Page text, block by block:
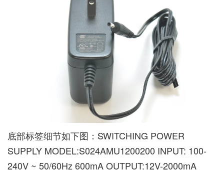
底部标签细节如下图：SWITCHING POWER
SUPPLY MODEL:S024AMU1200200 INPUT: 100-
240V ~ 50/60Hz 600mA OUTPUT:12V-2000mA